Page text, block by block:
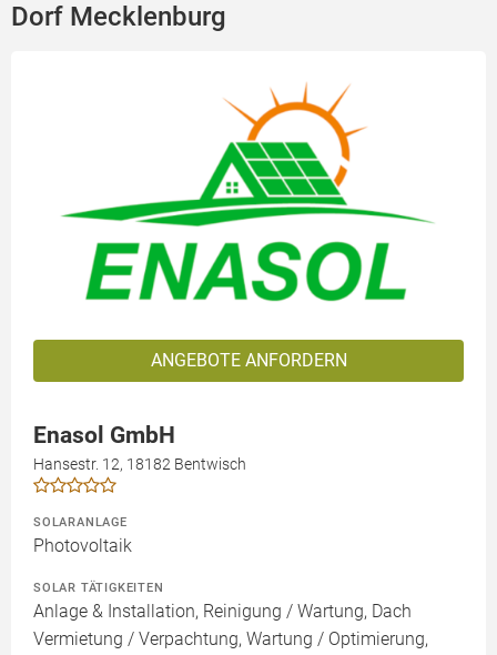
Dorf Mecklenburg
ANGEBOTE ANFORDERN
Enasol GmbH
Hansestr. 12, 18182 Bentwisch
SOLARANLAGE
Photovoltaik
SOLAR TÄTIGKEITEN
Anlage & Installation, Reinigung / Wartung, Dach
Vermietung / Verpachtung, Wartung / Optimierung,